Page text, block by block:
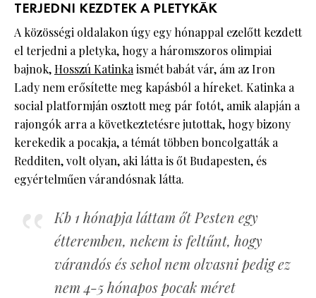
TERJEDNI KEZDTEK A PLETYKÁK
A közösségi oldalakon úgy egy hónappal ezelőtt kezdett
el terjedni a pletyka, hogy a háromszoros olimpiai
bajnok,Hosszú Katinkaismét babát vár, ám az Iron
Lady nem erősítette meg kapásból a híreket. Katinka a
social platformján osztott meg pár fotót, amik alapján a
rajongók arra a következtetésre jutottak, hogy bizony
kerekedik a pocakja, a témát többen boncolgatták a
Redditen, volt olyan, aki látta is őt Budapesten, és
egyértelműen várandósnak látta.
Kb 1 hónapja láttam őt Pesten egy
étteremben, nekem is feltűnt, hogy
várandós és sehol nem olvasni pedig ez
nem 4-5 hónapos pocak méret